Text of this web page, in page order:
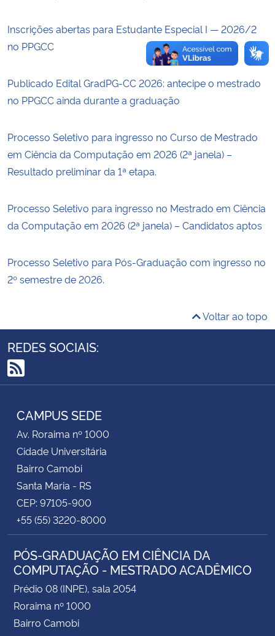
Inscrições abertas para Estudante Especial I — 2026/2
no PPGCC
Publicado Edital GradPG-CC 2026: antecipe o mestrado
no PPGCC ainda durante a graduação
Processo Seletivo para ingresso no Curso de Mestrado
em Ciência da Computação em 2026 (2ª janela) –
Resultado preliminar da 1ª etapa.
Processo Seletivo para ingresso no Mestrado em Ciência
da Computação em 2026 (2ª janela) – Candidatos aptos
Processo Seletivo para Pós-Graduação com ingresso no
2º semestre de 2026.
Voltar ao topo
REDES SOCIAIS:
RSS
CAMPUS SEDE
Av. Roraima nº 1000
Cidade Universitária
Bairro Camobi
Santa Maria - RS
CEP: 97105-900
+55 (55) 3220-8000
PÓS-GRADUAÇÃO EM CIÊNCIA DA
COMPUTAÇÃO - MESTRADO ACADÊMICO
Prédio 08 (INPE), sala 2054
Roraima nº 1000
Bairro Camobi